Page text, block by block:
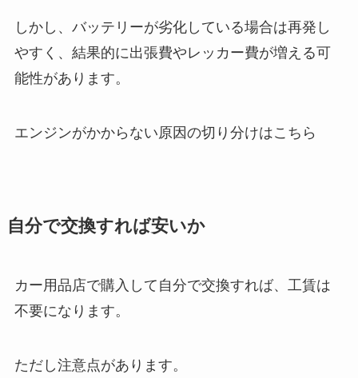
しかし、バッテリーが劣化している場合は再発し
やすく、結果的に出張費やレッカー費が増える可
能性があります。
エンジンがかからない原因の切り分けはこちら
自分で交換すれば安いか
カー用品店で購入して自分で交換すれば、工賃は
不要になります。
ただし注意点があります。